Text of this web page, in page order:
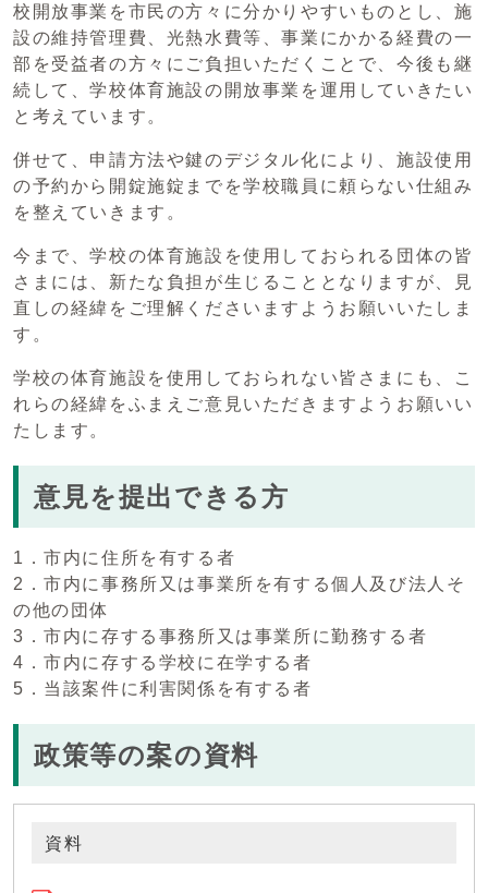
校開放事業を市民の方々に分かりやすいものとし、施
設の維持管理費、光熱水費等、事業にかかる経費の一
部を受益者の方々にご負担いただくことで、今後も継
続して、学校体育施設の開放事業を運用していきたい
と考えています。
併せて、申請方法や鍵のデジタル化により、施設使用
の予約から開錠施錠までを学校職員に頼らない仕組み
を整えていきます。
今まで、学校の体育施設を使用しておられる団体の皆
さまには、新たな負担が生じることとなりますが、見
直しの経緯をご理解くださいますようお願いいたしま
す。
学校の体育施設を使用しておられない皆さまにも、こ
れらの経緯をふまえご意見いただきますようお願いい
たします。
意見を提出できる方
1．市内に住所を有する者
2．市内に事務所又は事業所を有する個人及び法人そ
の他の団体
3．市内に存する事務所又は事業所に勤務する者
4．市内に存する学校に在学する者
5．当該案件に利害関係を有する者
政策等の案の資料
資料